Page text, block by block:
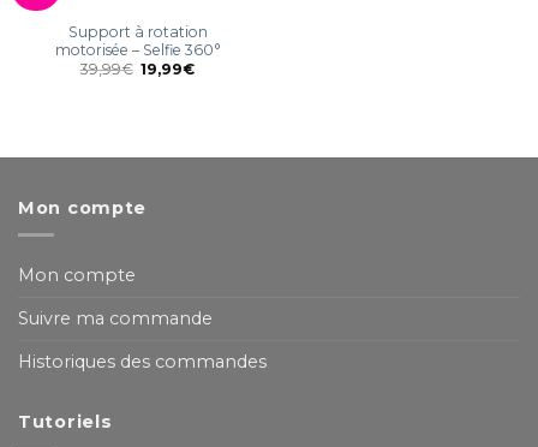
Support à rotation
motorisée – Selfie 360°
39,99€ 19,99€
Mon compte
Mon compte
Suivre ma commande
Historiques des commandes
Tutoriels